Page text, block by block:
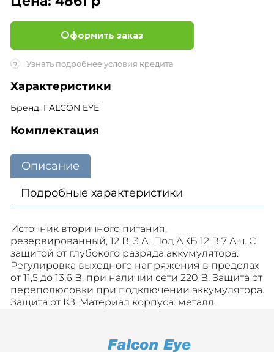
Оформить заказ
? Узнать подробнее условия кредита
Характеристики
Бренд: FALCON EYE
Комплектация
Описание
Подробные характеристики
Источник вторичного питания,
резервированный, 12 В, 3 А. Под АКБ 12 В 7 А∙ч. С
защитой от глубокого разряда аккумулятора.
Регулировка выходного напряжения в пределах
от 11,5 до 13,6 В, при наличии сети 220 В. Защита от
переполюсовки при подключении аккумулятора.
Защита от КЗ. Материал корпуса: металл.